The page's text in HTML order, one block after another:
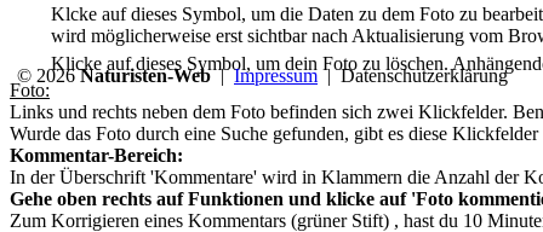
Klcke auf dieses Symbol, um die Daten zu dem Foto zu
wird möglicherweise erst sichtbar nach Aktualisierung vom
Klicke auf dieses Symbol, um dein Foto zu löschen.
Foto:
Links und rechts neben dem Foto befinden sich zwei Klickfelder.
Wurde das Foto durch eine Suche gefunden, gibt es diese
Kommentar-Bereich:
In der Überschrift 'Kommentare' wird in Klammern die Anzahl der
Gehe oben rechts auf Funktionen und klicke auf 'Foto
Zum Korrigieren eines Kommentars (grüner Stift) , hast du 10
© 2026Naturisten-Web|Impressum |Datenschutzerklärung